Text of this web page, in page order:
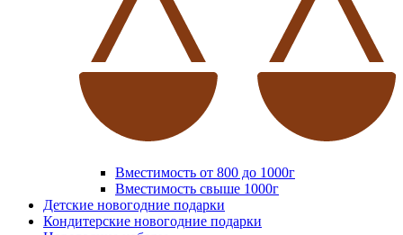
Вместимость от 800 до 1000г
Вместимость свыше 1000г
Детские новогодние подарки
Кондитерские новогодние подарки